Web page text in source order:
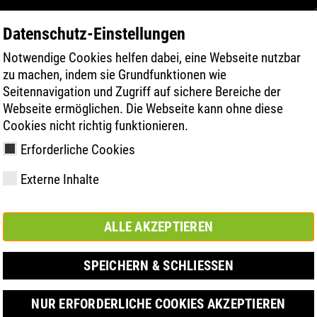
Datenschutz-Einstellungen
Notwendige Cookies helfen dabei, eine Webseite nutzbar
zu machen, indem sie Grundfunktionen wie
Seitennavigation und Zugriff auf sichere Bereiche der
Webseite ermöglichen. Die Webseite kann ohne diese
Cookies nicht richtig funktionieren.
Erforderliche Cookies
Externe Inhalte
ALLE AKZEPTIEREN
SPEICHERN & SCHLIESSEN
NUR ERFORDERLICHE COOKIES AKZEPTIEREN
Tagságok és
partnerségek
TERMÉK KERESÉSE
FAST Series
TECHNOLÓGIA
Anyagi kiemelések
Kapcsolat
XP